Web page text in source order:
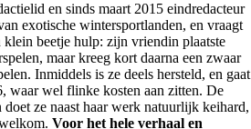
en sinds maart 2015 eindredacteur
exotische wintersportlanden, en vraagt
beetje hulp: zijn vriendin plaatste
maar kreeg kort daarna een zwaar
Inmiddels is ze deels hersteld, en gaat
waar wel flinke kosten aan zitten. De
doet ze naast haar werk natuurlijk keihard,
Voor het hele verhaal en